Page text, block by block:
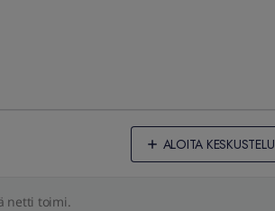
ALOITA KESKUSTELU
netti toimi.